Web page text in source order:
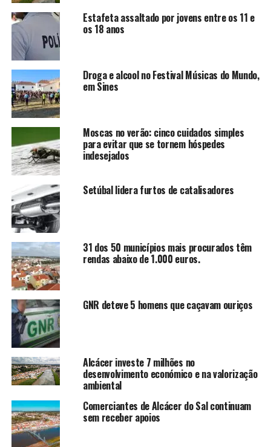
Estafeta assaltado por jovens entre os 11 e
os 18 anos
Droga e alcool no Festival Músicas do Mundo,
em Sines
Moscas no verão: cinco cuidados simples
para evitar que se tornem hóspedes
indesejados
Setúbal lidera furtos de catalisadores
31 dos 50 municípios mais procurados têm
rendas abaixo de 1.000 euros.
GNR deteve 5 homens que caçavam ouriços
Alcácer investe 7 milhões no
desenvolvimento económico e na valorização
ambiental
Comerciantes de Alcácer do Sal continuam
sem receber apoios